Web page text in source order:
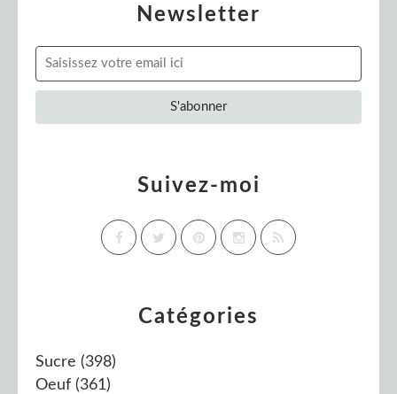
Newsletter
Catégories
Sucre (398)
Oeuf (361)
Suivez-moi